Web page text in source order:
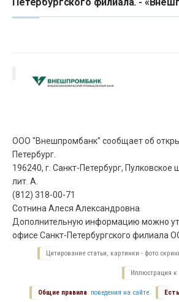
ООО "Внешпромбанк" сообщает об
Петербург.
196240, г. Санкт-Петербург, Пулковское
лит. А.
(812) 318-00-71
Сотнина Алеся Александровна
Дополнительную информацию можно
офисе Санкт-Петербургского филиала
Цитирование статьи, картинки - фото
Иллюстрация к
Общие правила поведения на сайте.